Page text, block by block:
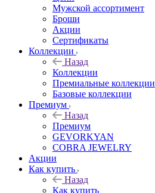
Мужской ассортимент
Броши
Акции
Сертификаты
Коллекции
Назад
Коллекции
Премиальные коллекции
Базовые коллекции
Премиум
Назад
Премиум
GEVORKYAN
COBRA JEWELRY
Акции
Как купить
Назад
Как купить